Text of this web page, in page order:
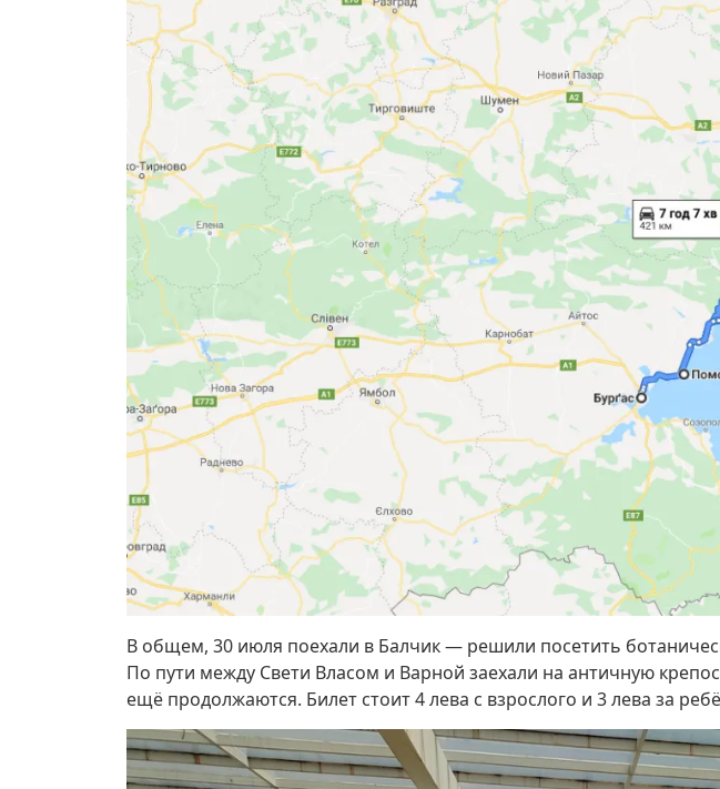
В общем, 30 июля поехали в Балчик — решили посетить
По пути между Свети Власом и Варной заехали на античную
ещё продолжаются. Билет стоит 4 лева с взрослого и 3 лева за